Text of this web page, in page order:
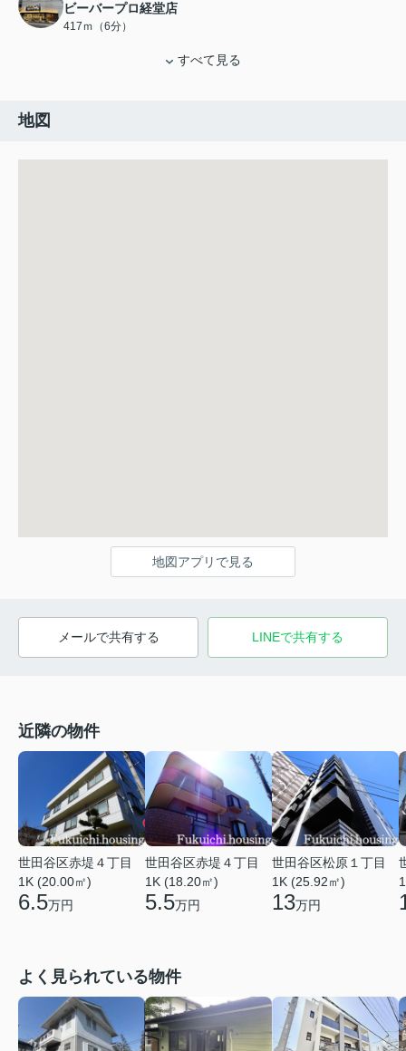
ビーバープロ経堂店
417ｍ（6分）
すべて見る
地図
地図アプリで見る
メールで共有する LINEで共有する
近隣の物件
世田谷区赤堤４丁目
1K (20.00㎡)
6.5万円
世田谷区赤堤４丁目
1K (18.20㎡)
5.5万円
世田谷区松原１丁目
1K (25.92㎡)
13万円
よく見られている物件